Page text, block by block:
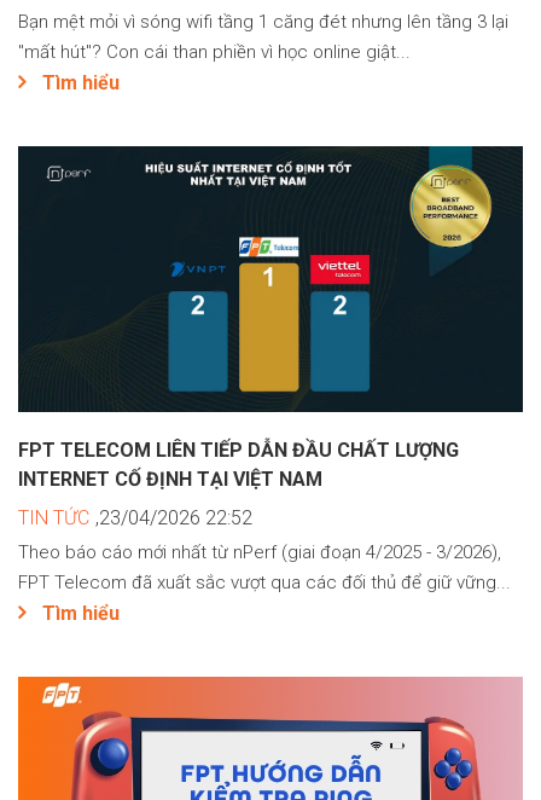
Bạn mệt mỏi vì sóng wifi tầng 1 căng đét nhưng lên tầng 3 lại
"mất hút"? Con cái than phiền vì học online giật...
Tìm hiểu
FPT TELECOM LIÊN TIẾP DẪN ĐẦU CHẤT LƯỢNG
INTERNET CỐ ĐỊNH TẠI VIỆT NAM
TIN TỨC ,23/04/2026 22:52
Theo báo cáo mới nhất từ nPerf (giai đoạn 4/2025 - 3/2026),
FPT Telecom đã xuất sắc vượt qua các đối thủ để giữ vững...
Tìm hiểu